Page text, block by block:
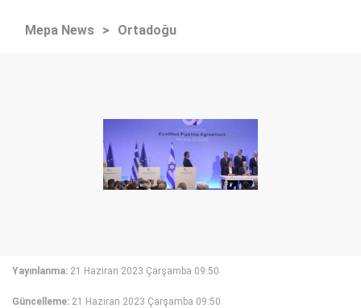
Mepa News > Ortadoğu
Yayınlanma: 21 Haziran 2023 Çarşamba 09:50
Güncelleme: 21 Haziran 2023 Çarşamba 09:50